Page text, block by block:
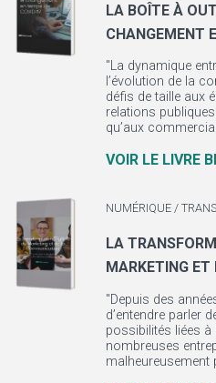
LA BOÎTE À
CHANGEMENT
"La dynamique
l’évolution de la
défis de taille aux
relations
qu’aux
VOIR LE LIVRE
NUMÉRIQUE /
LA
MARKETING
"Depuis des
d’entendre parler
possibilités liées
nombreuses
malheureusement